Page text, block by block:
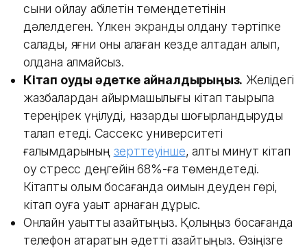
сыни ойлау қабілетін төмендететінін
дәлелдеген. Үлкен экранды қолдану тәртіпке
салады, яғни оны қалаған кезде қалтадан алып,
қолдана алмайсыз.
Кітап оқуды әдетке айналдырыңыз. Желідегі
жазбалардан айырмашылығы кітап тақырыпқа
тереңірек үңілуді, назарды шоғырландыруды
талап етеді. Сассекс университеті
ғалымдарының зерттеуінше, алты минут кітап
оқу стресс деңгейін 68%-ға төмендетеді.
Кітапты қолым босағанда оқимын деуден гөрі,
кітап оқуға уақыт арнаған дұрыс.
Онлайн уақытты азайтыңыз. Қолыңыз босағанда
телефон ақтаратын әдетті азайтыңыз. Өзіңізге